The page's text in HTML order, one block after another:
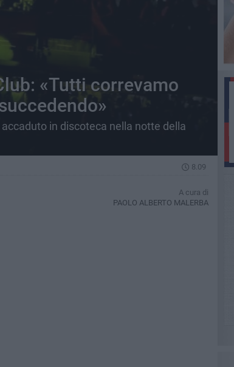
«Tutti correvamo
in discoteca nella notte della
8.09
A cura di
PAOLO ALBERTO MALERBA